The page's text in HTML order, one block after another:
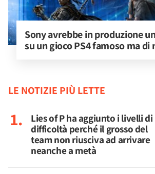
Sony avrebbe in produzione
su un gioco PS4 famoso ma di
LE NOTIZIE PIÙ LETTE
Lies of P ha aggiunto i livelli di
difficoltà perché il grosso del
team non riusciva ad arrivare
neanche a metà